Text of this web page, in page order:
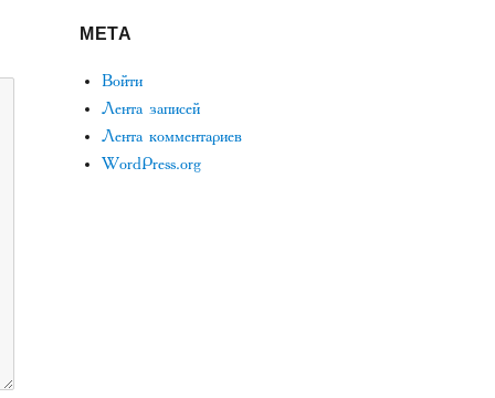
МЕТА
Войти
Лента записей
Лента комментариев
WordPress.org